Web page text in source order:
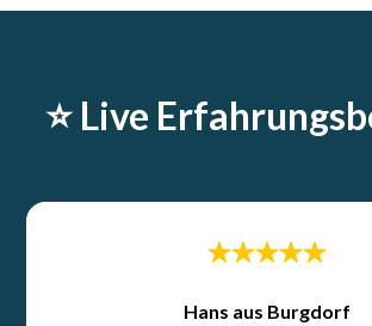
⭐️ Live